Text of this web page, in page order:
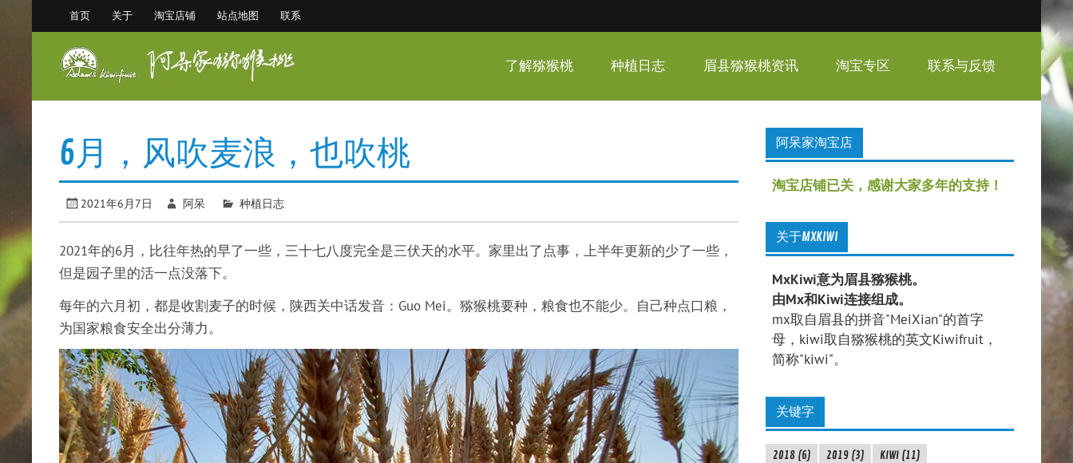
content
首页 关于 淘宝店铺 站点地图 联系
阿呆家猕猴桃了解猕猴桃 种植日志 眉县猕猴桃资讯 淘宝专区 联系与反馈
6月，风吹麦浪，也吹桃
2021年6月7日 阿呆 种植日志
2021年的6月，比往年热的早了一些，三十七八度完全是三伏天的水平。家里出了点事，上半年更新的少了一些，
但是园子里的活一点没落下。
每年的六月初，都是收割麦子的时候，陕西关中话发音：Guo Mei。猕猴桃要种，粮食也不能少。自己种点口粮，
为国家粮食安全出分薄力。
阿呆家淘宝店
淘宝店铺已关，感谢大家多年的支持！
关于MXKIWI
MxKiwi意为眉县猕猴桃。
由Mx和Kiwi连接组成。
mx取自眉县的拼音"MeiXian"的首字
母，kiwi取自猕猴桃的英文Kiwifruit，
简称"kiwi"。
关键字
2018(6) 2019(3) KIWI(11)